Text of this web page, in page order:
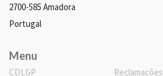
2700-585 Amadora
Portugal
Menu
CDLGP
Reclamações